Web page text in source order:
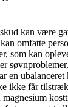
kan være
omfatte
som kan
en
ikke får
magnesium